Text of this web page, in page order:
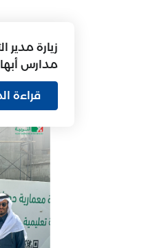
زيارة
مدارس أبها
قراءة